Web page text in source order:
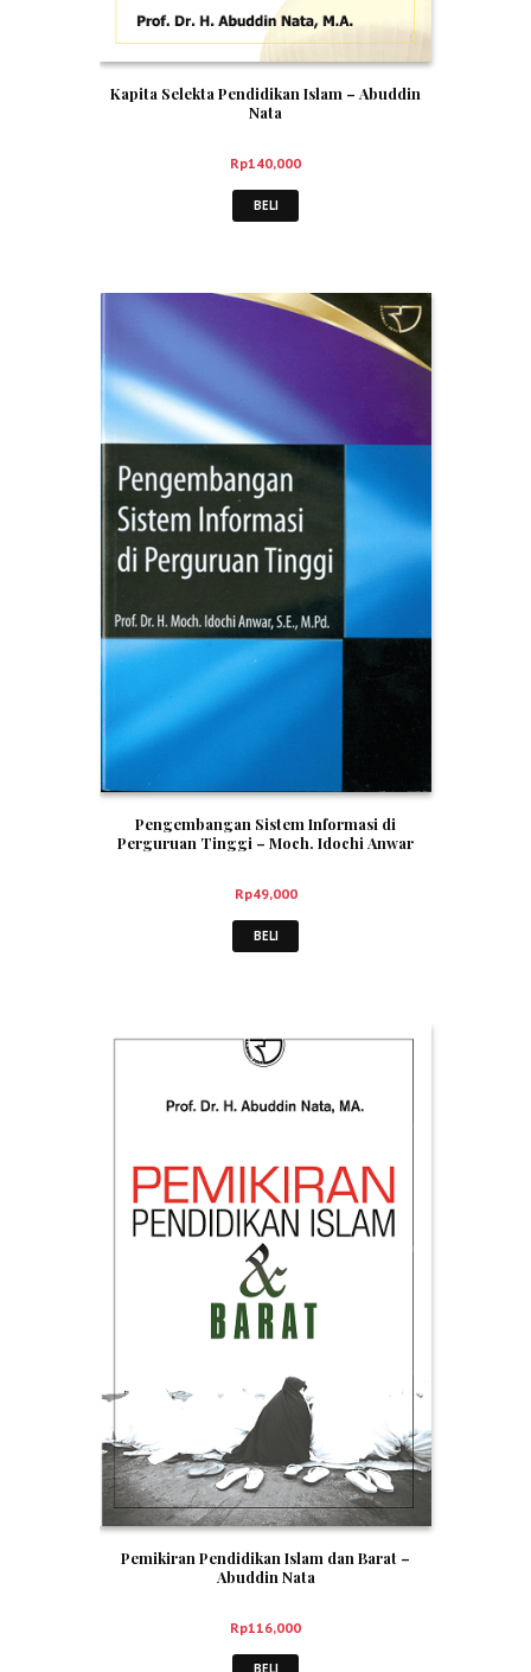
Kapita Selekta Pendidikan Islam – Abuddin
Nata
Rp140,000
BELI
Pengembangan Sistem Informasi di
Perguruan Tinggi – Moch. Idochi Anwar
Rp49,000
BELI
Pemikiran Pendidikan Islam dan Barat –
Abuddin Nata
Rp116,000